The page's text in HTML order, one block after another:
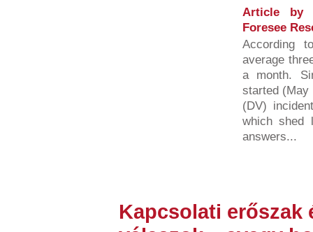
Article by
Foresee
According
average
a month.
started (May
(DV)
which shed
answers...
Kapcsolati erőszak